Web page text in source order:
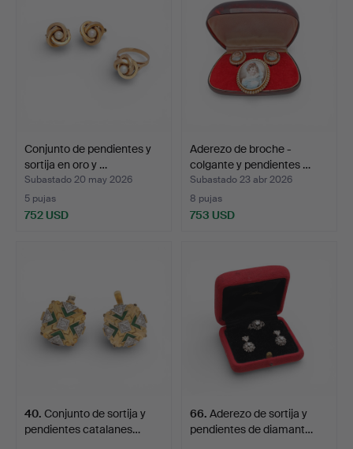
Conjunto de pendientes y
sortija en oro y …
Subastado 20 may 2026
5 pujas
752 USD
Aderezo de broche -
colgante y pendientes …
Subastado 23 abr 2026
8 pujas
753 USD
40. Conjunto de sortija y
pendientes catalanes…
66. Aderezo de sortija y
pendientes de diamant…